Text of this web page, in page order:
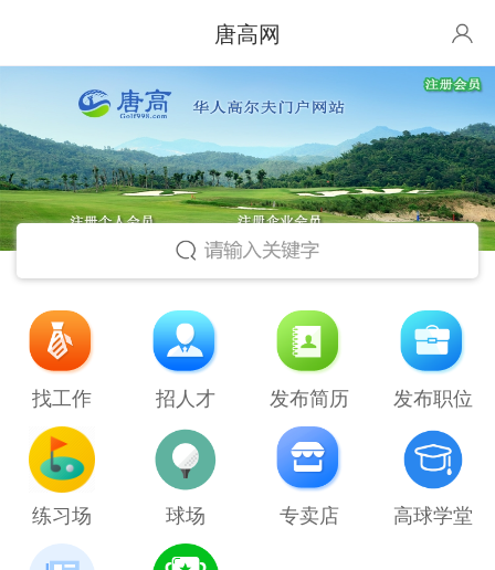
唐高网
找工作 招人才 发布简历 发布职位
练习场 球场 专卖店 高球学堂